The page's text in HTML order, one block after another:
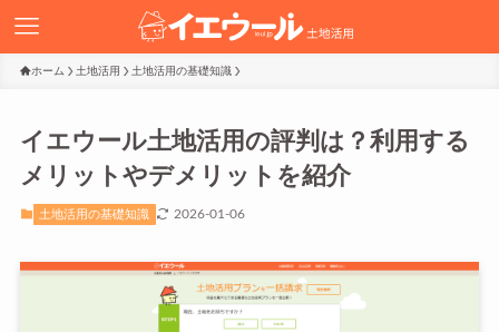
ホーム 土地活用 土地活用の基礎知識
イエウール土地活用の評判は？利用する
メリットやデメリットを紹介
土地活用の基礎知識 2026-01-06